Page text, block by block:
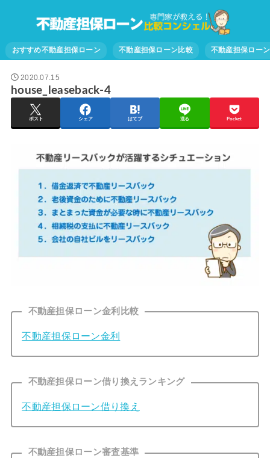
おすすめ不動産担保ローン 不動産担保ローン比較 不動産担保ロー
2020.07.15
house_leaseback-4
ポスト シェア はてブ 送る Pocket
不動産担保ローン金利比較
不動産担保ローン金利
不動産担保ローン借り換えランキング
不動産担保ローン借り換え
不動産担保ローン審査基準